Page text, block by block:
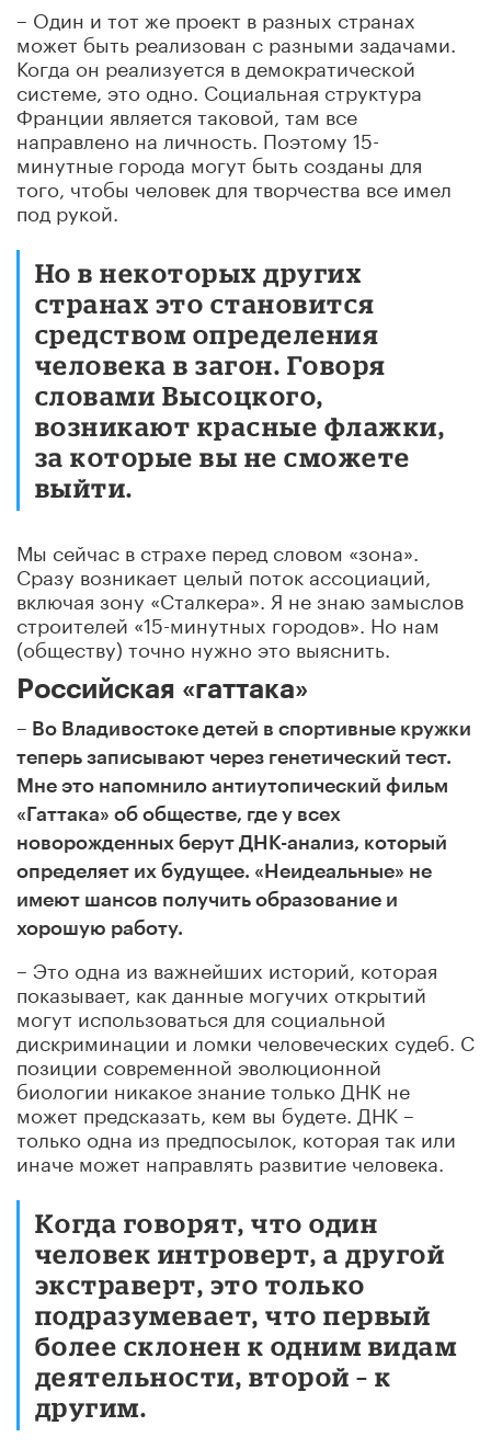
– Один и тот же проект в разных странах
может быть реализован с разными задачами.
Когда он реализуется в демократической
системе, это одно. Социальная структура
Франции является таковой, там все
направлено на личность. Поэтому 15-
минутные города могут быть созданы для
того, чтобы человек для творчества все имел
под рукой.
Но в некоторых других
странах это становится
средством определения
человека в загон. Говоря
словами Высоцкого,
возникают красные флажки,
за которые вы не сможете
выйти.
Мы сейчас в страхе перед словом «зона».
Сразу возникает целый поток ассоциаций,
включая зону «Сталкера». Я не знаю замыслов
строителей «15-минутных городов». Но нам
(обществу) точно нужно это выяснить.
Российская «гаттака»
– Во Владивостоке детей в спортивные кружки
теперь записывают через генетический тест.
Мне это напомнило антиутопический фильм
«Гаттака» об обществе, где у всех
новорожденных берут ДНК-анализ, который
определяет их будущее. «Неидеальные» не
имеют шансов получить образование и
хорошую работу.
– Это одна из важнейших историй, которая
показывает, как данные могучих открытий
могут использоваться для социальной
дискриминации и ломки человеческих судеб. С
позиции современной эволюционной
биологии никакое знание только ДНК не
может предсказать, кем вы будете. ДНК –
только одна из предпосылок, которая так или
иначе может направлять развитие человека.
Когда говорят, что один
человек интроверт, а другой
экстраверт, это только
подразумевает, что первый
более склонен к одним видам
деятельности, второй – к
другим.